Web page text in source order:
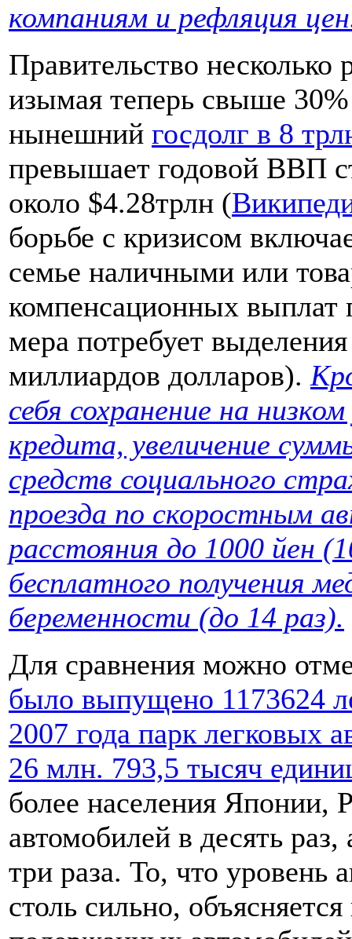
компаниям и рефляция
Правительство
изымая теперь свыше
нынешний госдолг в 8
превышает годовой ВВП
около $4.28трлн (
борьбе с кризисом
семье наличными или
компенсационных выплат
мера потребует
миллиардов долларов).
себя сохранение на
кредита, увеличение
средств социального
проезда по скоростным
расстояния до 1000 йен
бесплатного получения
беременности (до 14 раз).
Для сравнения можно
было выпущено 1173624
2007 года парк легковых
26 млн. 793,5 тысяч
более населения Японии,
автомобилей в десять
три раза. То, что уровень
столь сильно,